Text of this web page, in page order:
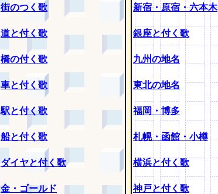
街のつく歌
道と付く歌
橋の付く歌
車と付く歌
駅と付く歌
船と付く歌
ダイヤと付く歌
金・ゴールド
新宿・原宿・六本木
銀座と付く歌
九州の地名
東北の地名
福岡・博多
札幌・函館・小樽
横浜と付く歌
神戸と付く歌